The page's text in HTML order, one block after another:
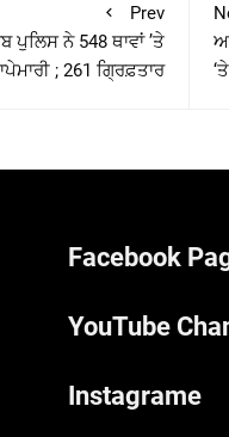
Prev
ਪੁਲਿਸ ਨੇ 548 ਥਾਵਾਂ ’ਤੇ
; 261 ਗ੍ਰਿਫ਼ਤਾਰ
Facebook
YouTube
Instagrame